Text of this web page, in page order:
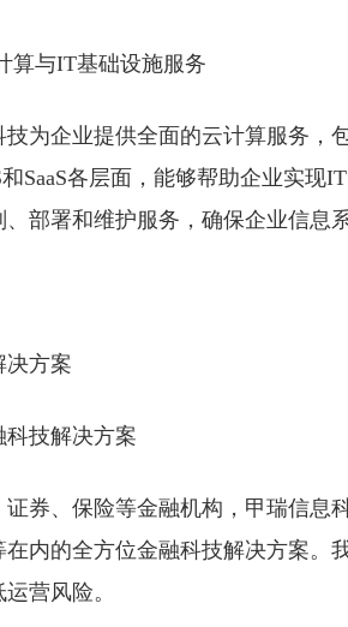
算与IT基础设施服务
技为企业提供全面的云计算服务，
和SaaS各层面，能够帮助企业实
部署和维护服务，确保企业信息
决方案
科技解决方案
证券、保险等金融机构，甲瑞信息
在内的全方位金融科技解决方案。
营风险。